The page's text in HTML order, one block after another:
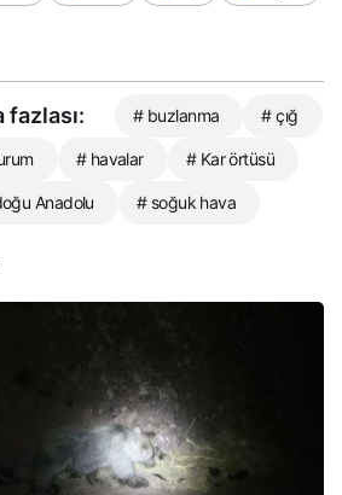
# buzlanma # çığ
# havalar # Kar örtüsü
Anadolu # soğuk hava